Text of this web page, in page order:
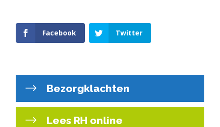
Facebook Twitter
Bezorgklachten
Lees RH online